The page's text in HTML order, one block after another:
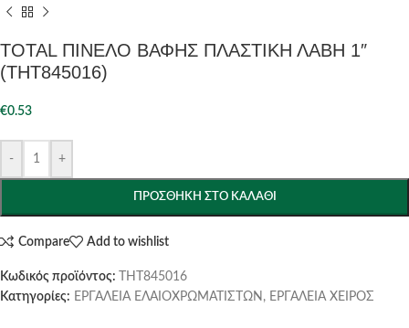
TOTAL ΠΙΝΕΛΟ ΒΑΦΗΣ ΠΛΑΣΤΙΚΗ ΛΑΒΗ 1″
(THT845016)
€0.53
- +
ΠΡΟΣΘΉΚΗ ΣΤΟ ΚΑΛΆΘΙ
Compare Add to wishlist
Κωδικός προϊόντος:
THT845016
Κατηγορίες: ΕΡΓΑΛΕΙΑ ΕΛΑΙΟΧΡΩΜΑΤΙΣΤΩΝ , ΕΡΓΑΛΕΙΑ ΧΕΙΡΟΣ